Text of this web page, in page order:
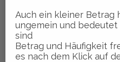
Auch ein kleiner Betrag
ungemein und bedeutet
sind
Betrag und Häufigkeit
es nach dem Klick auf